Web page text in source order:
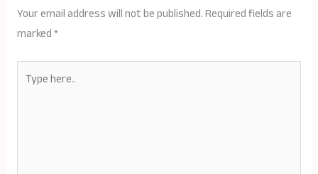
Your email address will not be published.Required fields are
marked*
here..